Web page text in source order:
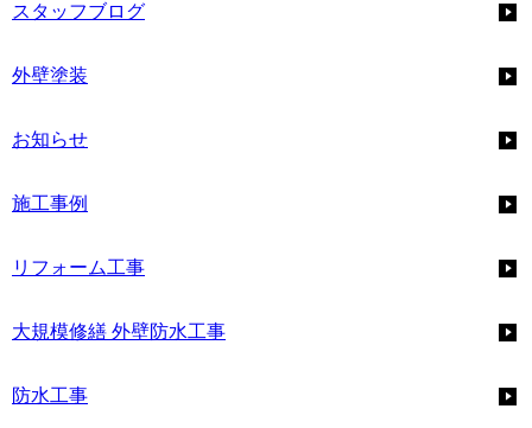
スタッフブログ
外壁塗装
お知らせ
施工事例
リフォーム工事
大規模修繕 外壁防水工事
防水工事